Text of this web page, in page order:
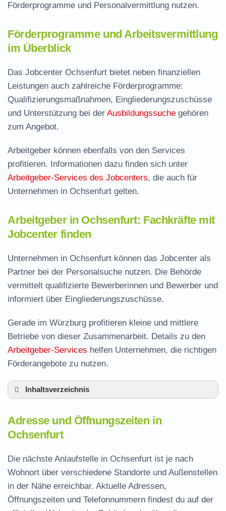
Förderprogramme und Personalvermittlung nutzen.
Förderprogramme und Arbeitsvermittlung
im Überblick
Das Jobcenter Ochsenfurt bietet neben finanziellen
Leistungen auch zahlreiche Förderprogramme:
Qualifizierungsmaßnahmen, Eingliederungszuschüsse
und Unterstützung bei der Ausbildungssuche gehören
zum Angebot.
Arbeitgeber können ebenfalls von den Services
profitieren. Informationen dazu finden sich unter
Arbeitgeber-Services des Jobcenters, die auch für
Unternehmen in Ochsenfurt gelten.
Arbeitgeber in Ochsenfurt: Fachkräfte mit
Jobcenter finden
Unternehmen in Ochsenfurt können das Jobcenter als
Partner bei der Personalsuche nutzen. Die Behörde
vermittelt qualifizierte Bewerberinnen und Bewerber und
informiert über Eingliederungszuschüsse.
Gerade im Würzburg profitieren kleine und mittlere
Betriebe von dieser Zusammenarbeit. Details zu den
Arbeitgeber-Services helfen Unternehmen, die richtigen
Förderangebote zu nutzen.
Inhaltsverzeichnis
Leistungen der Arbeitsvermittlung in
Ochsenfurt
Termin vereinbaren und Bürgergeld beantragen
Jobcenter Würzburg – zuständige Stelle
Adresse und Öffnungszeiten in
Ochsenfurt
Die nächste Anlaufstelle in Ochsenfurt ist je nach
Wohnort über verschiedene Standorte und Außenstellen
in der Nähe erreichbar. Aktuelle Adressen,
Öffnungszeiten und Telefonnummern findest du auf der